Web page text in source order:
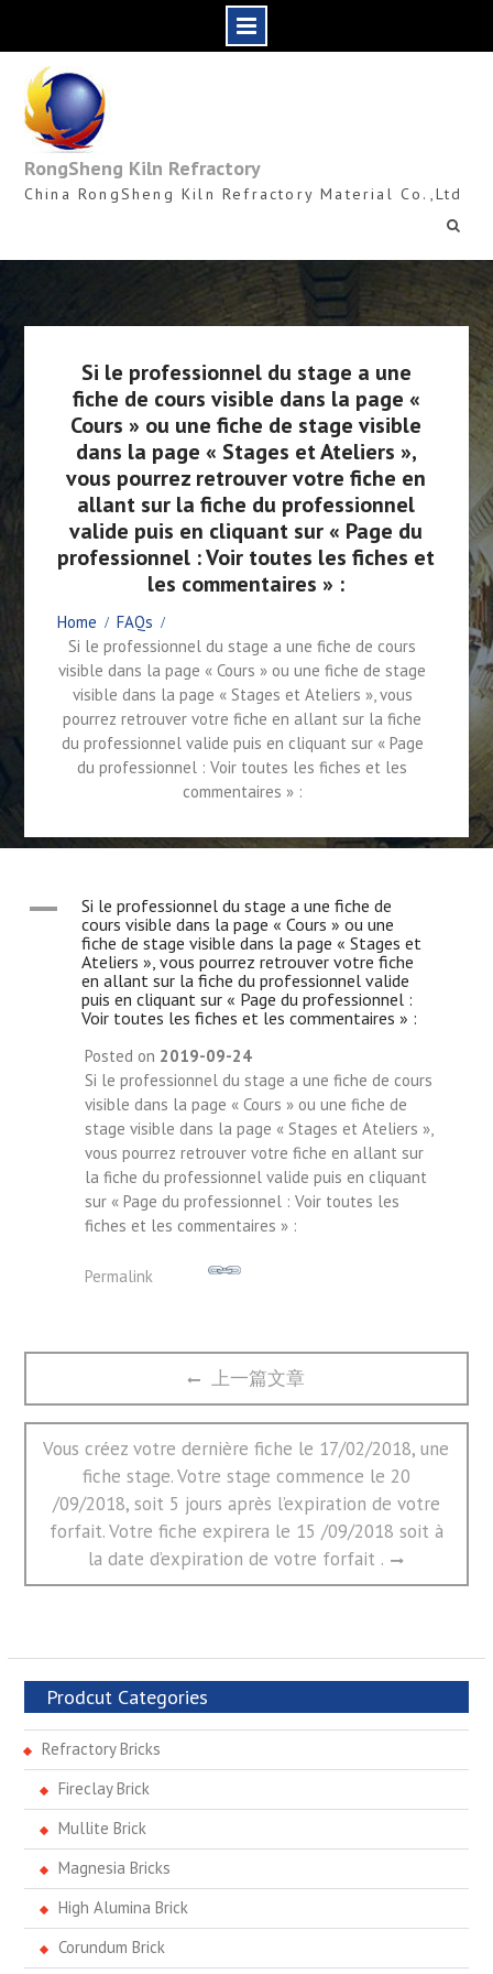
content
RongSheng Kiln Refractory
China RongSheng Kiln Refractory Material Co.,Ltd
Si le professionnel du stage a une
fiche de cours visible dans la page «
Cours » ou une fiche de stage visible
dans la page « Stages et Ateliers »,
vous pourrez retrouver votre fiche en
allant sur la fiche du professionnel
valide puis en cliquant sur « Page du
professionnel : Voir toutes les fiches et
les commentaires » :
Home
FAQs
Si le professionnel du stage a une fiche de cours
visible dans la page « Cours » ou une fiche de stage
visible dans la page « Stages et Ateliers », vous
pourrez retrouver votre fiche en allant sur la fiche
du professionnel valide puis en cliquant sur « Page
du professionnel : Voir toutes les fiches et les
commentaires » :
A
Si le professionnel du stage a une fiche de
cours visible dans la page « Cours » ou une
fiche de stage visible dans la page « Stages et
Ateliers », vous pourrez retrouver votre fiche
en allant sur la fiche du professionnel valide
puis en cliquant sur « Page du professionnel :
Voir toutes les fiches et les commentaires » :
Posted on 2019-09-24
Si le professionnel du stage a une fiche de cours
visible dans la page « Cours » ou une fiche de
stage visible dans la page « Stages et Ateliers »,
vous pourrez retrouver votre fiche en allant sur
la fiche du professionnel valide puis en cliquant
sur « Page du professionnel : Voir toutes les
fiches et les commentaires » :
Permalink
文
导
航
Previous
post:
上一篇文章
Next
Vous créez votre dernière fiche le 17/02/2018, une
fiche stage. Votre stage commence le 20
/09/2018, soit 5 jours après l’expiration de votre
forfait. Votre fiche expirera le 15 /09/2018 soit à
la date d’expiration de votre forfait .
Prodcut Categories
Refractory Bricks
Fireclay Brick
Mullite Brick
Magnesia Bricks
High Alumina Brick
Corundum Brick